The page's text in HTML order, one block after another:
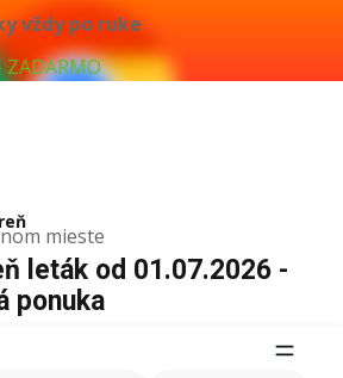
vždy po ruke
mieste
leták od 01.07.2026 -
ponuka